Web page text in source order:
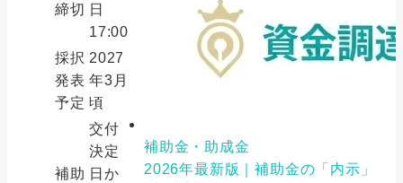
締切 日
17:00
採択
発表
予定
2027
年3月
頃
補助
交付
決定
日か
補助金・助成金
2026年最新版｜補助金の「内示」